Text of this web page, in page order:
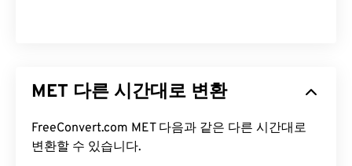
MET 다른 시간대로 변환
FreeConvert.com MET 다음과 같은 다른 시간대로
변환할 수 있습니다.